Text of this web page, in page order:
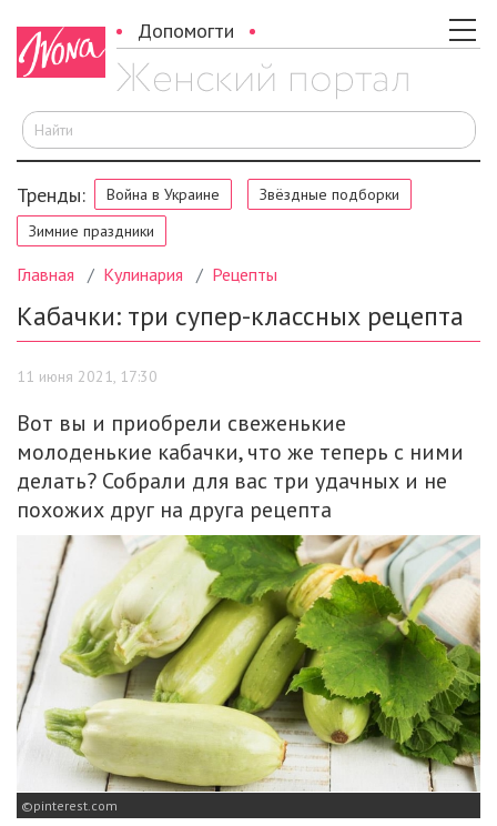
Допомогти
Тренды: Война в Украине
Звёздные подборки
Зимние праздники
Главная Кулинария Рецепты
Кабачки: три супер-классных рецепта
11 июня 2021, 17:30
Вот вы и приобрели свеженькие
молоденькие кабачки, что же теперь с ними
делать? Собрали для вас три удачных и не
похожих друг на друга рецепта
pinterest.com